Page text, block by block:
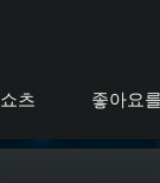
쇼츠 좋아요